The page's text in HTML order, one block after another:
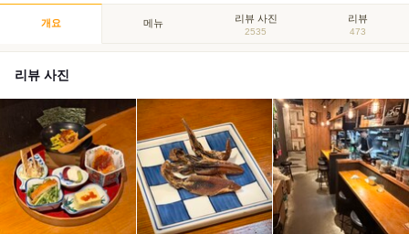
개요 메뉴 리뷰 사진
2535
리뷰
473
리뷰 사진